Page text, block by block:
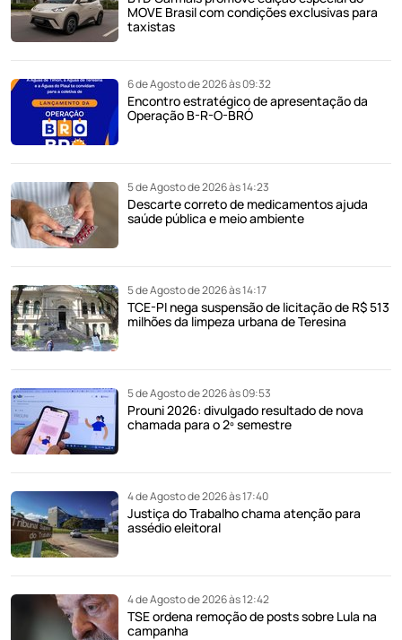
MOVE Brasil com condições exclusivas para
taxistas
6 de Agosto de 2026 às 09:32
Encontro estratégico de apresentação da
Operação B-R-O-BRÓ
5 de Agosto de 2026 às 14:23
Descarte correto de medicamentos ajuda
saúde pública e meio ambiente
5 de Agosto de 2026 às 14:17
TCE-PI nega suspensão de licitação de R$ 513
milhões da limpeza urbana de Teresina
5 de Agosto de 2026 às 09:53
Prouni 2026: divulgado resultado de nova
chamada para o 2º semestre
4 de Agosto de 2026 às 17:40
Justiça do Trabalho chama atenção para
assédio eleitoral
4 de Agosto de 2026 às 12:42
TSE ordena remoção de posts sobre Lula na
campanha